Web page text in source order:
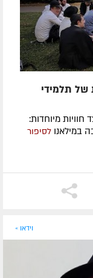
של תלמידי
חוויות מיוחדות:
במילאנו לסיפור
וידאו »